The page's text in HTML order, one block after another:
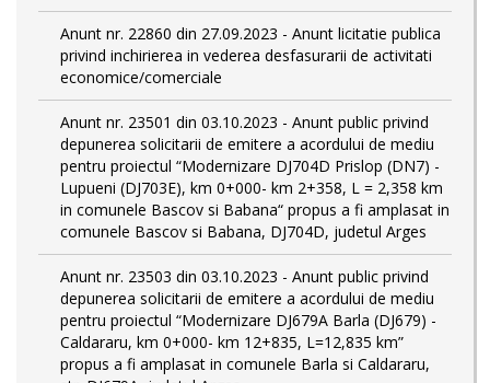
Anunt nr. 22860 din 27.09.2023 - Anunt licitatie publica
privind inchirierea in vederea desfasurarii de activitati
economice/comerciale
Anunt nr. 23501 din 03.10.2023 - Anunt public privind
depunerea solicitarii de emitere a acordului de mediu
pentru proiectul “Modernizare DJ704D Prislop (DN7) -
Lupueni (DJ703E), km 0+000- km 2+358, L = 2,358 km
in comunele Bascov si Babana“ propus a fi amplasat in
comunele Bascov si Babana, DJ704D, judetul Arges
Anunt nr. 23503 din 03.10.2023 - Anunt public privind
depunerea solicitarii de emitere a acordului de mediu
pentru proiectul “Modernizare DJ679A Barla (DJ679) -
Caldararu, km 0+000- km 12+835, L=12,835 km”
propus a fi amplasat in comunele Barla si Caldararu,